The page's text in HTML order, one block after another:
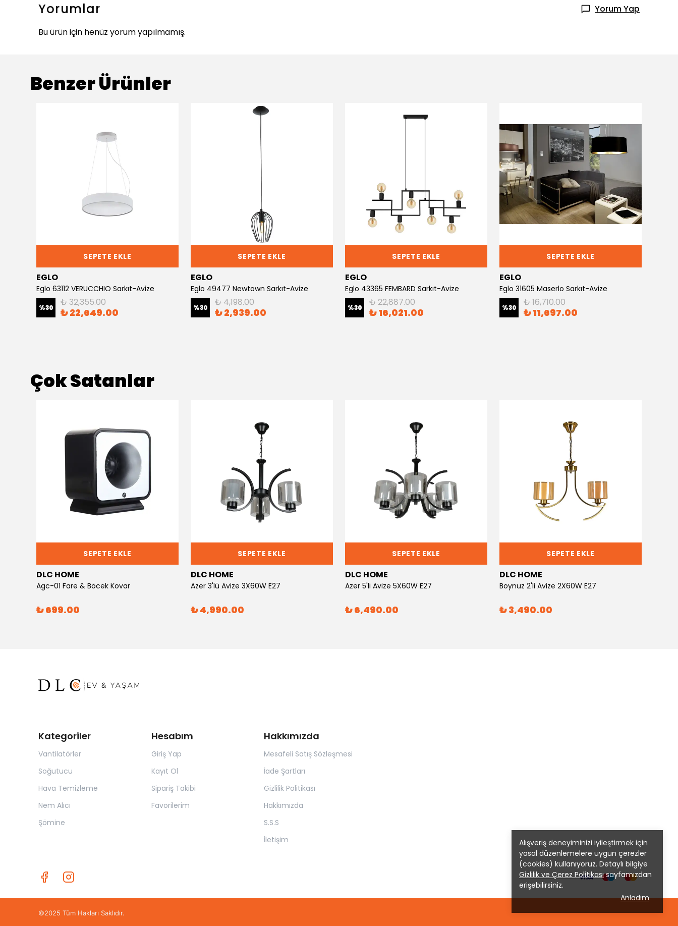
Alışveriş deneyiminizi iyileştirmek için
yasal düzenlemelere uygun çerezler
(cookies) kullanıyoruz. Detaylı bilgiye
Gizlilik ve Çerez Politikasısayfamızdan
erişebilirsiniz.
Anladım
Yorumlar
Yorum Yap
Bu ürün için henüz yorum yapılmamış.
Benzer Ürünler
SEPETE EKLE
EGLO
Eglo 63112 VERUCCHIO Sarkıt-Avize
%30 ₺ 32,355.00
₺ 22,649.00
SEPETE EKLE
EGLO
Eglo 49477 Newtown Sarkıt-Avize
%30 ₺ 4,198.00
₺ 2,939.00
SEPETE EKLE
EGLO
Eglo 43365 FEMBARD Sarkıt-Avize
%30 ₺ 22,887.00
₺ 16,021.00
SEPETE EKLE
EGLO
Eglo 31605 Maserlo Sarkıt-Avize
%30 ₺ 16,710.00
₺ 11,697.00
Çok Satanlar
SEPETE EKLE
DLC HOME
Agc-01 Fare & Böcek Kovar
₺ 699.00
SEPETE EKLE
DLC HOME
Azer 3'lü Avize 3X60W E27
₺ 4,990.00
SEPETE EKLE
DLC HOME
Azer 5'li Avize 5X60W E27
₺ 6,490.00
SEPETE EKLE
DLC HOME
Boynuz 2'li Avize 2X60W E27
₺ 3,490.00
Kategoriler
Vantilatörler
Soğutucu
Hava Temizleme
Nem Alıcı
Şömine
Hesabım
Giriş Yap
Kayıt Ol
Sipariş Takibi
Favorilerim
Hakkımızda
Mesafeli Satış Sözleşmesi
İade Şartları
Gizlilik Politikası
Hakkımızda
S.S.S
İletişim
©2025 Tüm Hakları Saklıdır.